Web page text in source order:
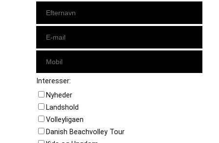
Interesser:
Nyheder
Landshold
Volleyligaen
Danish Beachvolley Tour